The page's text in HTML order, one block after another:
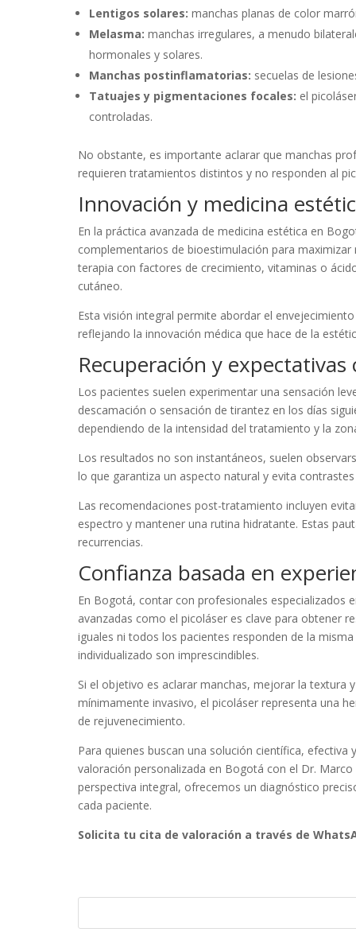
Lentigos solares: manchas planas de color
Melasma: manchas irregulares, a menudo
hormonales y solares.
Manchas postinflamatorias: secuelas de
Tatuajes y pigmentaciones focales: el
controladas.
No obstante, es importante aclarar que manchas
requieren tratamientos distintos y no responden al
Innovación y medicina
En la práctica avanzada de medicina estética en
complementarios de bioestimulación para
terapia con factores de crecimiento, vitaminas o
cutáneo.
Esta visión integral permite abordar el
reflejando la innovación médica que hace de la
Recuperación y expectativas
Los pacientes suelen experimentar una sensación
descamación o sensación de tirantez en los días
dependiendo de la intensidad del tratamiento y la
Los resultados no son instantáneos, suelen
lo que garantiza un aspecto natural y evita
Las recomendaciones post-tratamiento incluyen
espectro y mantener una rutina hidratante. Estas
recurrencias.
Confianza basada en
En Bogotá, contar con profesionales especializados
avanzadas como el picoláser es clave para obtener
iguales ni todos los pacientes responden de la
individualizado son imprescindibles.
Si el objetivo es aclarar manchas, mejorar la
mínimamente invasivo, el picoláser representa una
de rejuvenecimiento.
Para quienes buscan una solución científica,
valoración personalizada en Bogotá con el Dr.
perspectiva integral, ofrecemos un diagnóstico
cada paciente.
Solicita tu cita de valoración a través de